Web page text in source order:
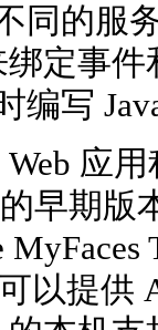
同的服
绑定事
编写
应
的早期
以提供